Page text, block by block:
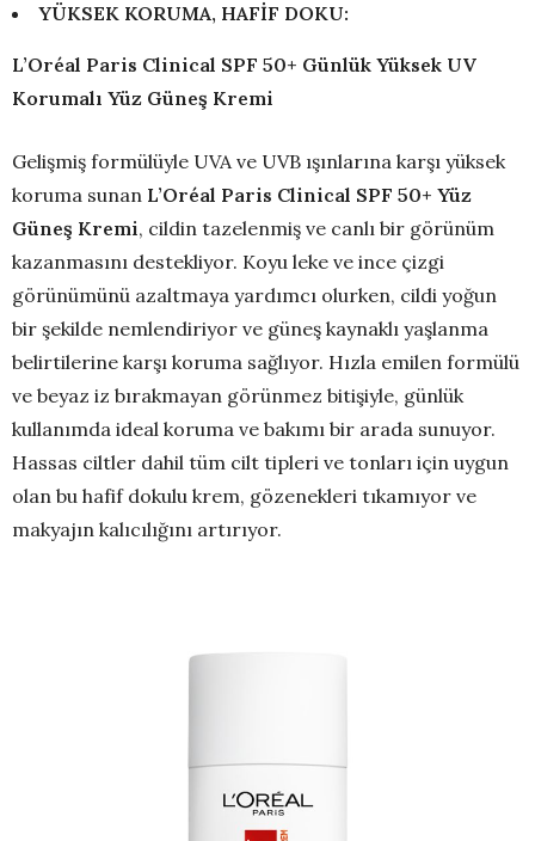
YÜKSEK KORUMA, HAFİF DOKU:
L’Oréal Paris Clinical SPF 50+ Günlük Yüksek UV
Korumalı Yüz Güneş Kremi
Gelişmiş formülüyle UVA ve UVB ışınlarına karşı yüksek
koruma sunan L’Oréal Paris Clinical SPF 50+ Yüz
Güneş Kremi, cildin tazelenmiş ve canlı bir görünüm
kazanmasını destekliyor. Koyu leke ve ince çizgi
görünümünü azaltmaya yardımcı olurken, cildi yoğun
bir şekilde nemlendiriyor ve güneş kaynaklı yaşlanma
belirtilerine karşı koruma sağlıyor. Hızla emilen formülü
ve beyaz iz bırakmayan görünmez bitişiyle, günlük
kullanımda ideal koruma ve bakımı bir arada sunuyor.
Hassas ciltler dahil tüm cilt tipleri ve tonları için uygun
olan bu hafif dokulu krem, gözenekleri tıkamıyor ve
makyajın kalıcılığını artırıyor.